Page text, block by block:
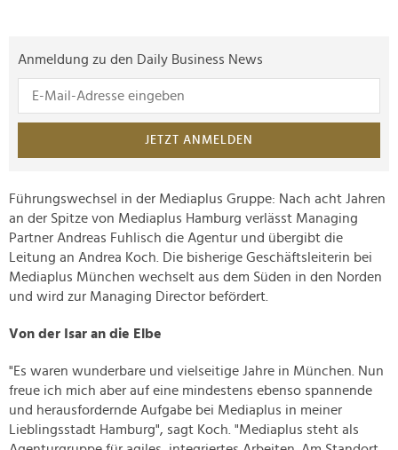
Anmeldung zu den Daily Business News
JETZT ANMELDEN
Führungswechsel in der Mediaplus Gruppe: Nach acht Jahren
an der Spitze von Mediaplus Hamburg verlässt Managing
Partner Andreas Fuhlisch die Agentur und übergibt die
Leitung an Andrea Koch. Die bisherige Geschäftsleiterin bei
Mediaplus München wechselt aus dem Süden in den Norden
und wird zur Managing Director befördert.
Von der Isar an die Elbe
"Es waren wunderbare und vielseitige Jahre in München. Nun
freue ich mich aber auf eine mindestens ebenso spannende
und herausfordernde Aufgabe bei Mediaplus in meiner
Lieblingsstadt Hamburg", sagt Koch. "Mediaplus steht als